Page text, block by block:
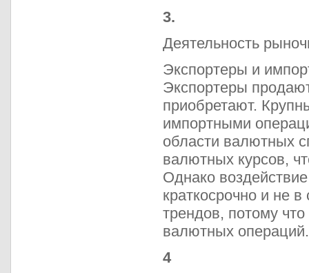
3.
Деятельность
Экспортеры и
Экспортеры
приобретают.
импортными
области валютных
валютных курсов,
Однако
краткосрочно и не
трендов, потому
валютных операций.
4